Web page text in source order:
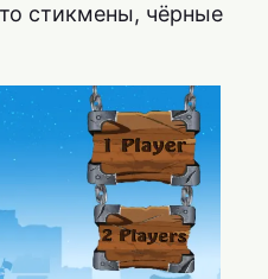
стикмены, чёрные